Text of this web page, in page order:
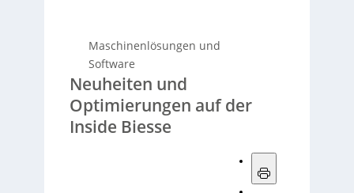
Maschinenlösungen und
Software
Neuheiten und
Optimierungen auf der
Inside Biesse